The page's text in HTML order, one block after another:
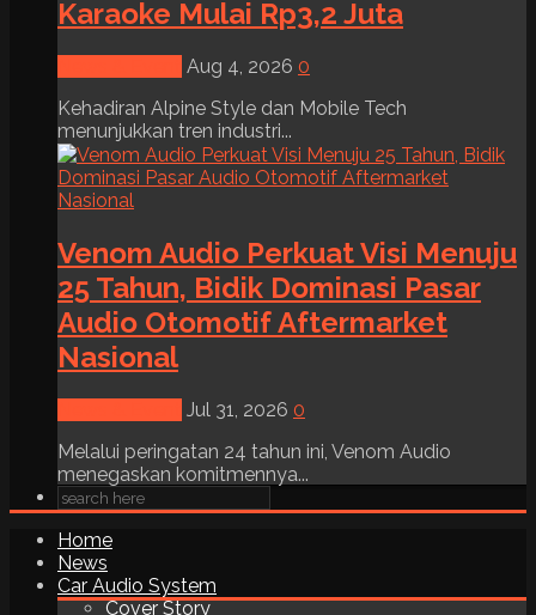
Karaoke Mulai Rp3,2 Juta
Aug 4, 2026 0
Kehadiran Alpine Style dan Mobile Tech
menunjukkan tren industri...
Venom Audio Perkuat Visi Menuju
25 Tahun, Bidik Dominasi Pasar
Audio Otomotif Aftermarket
Nasional
Jul 31, 2026 0
Melalui peringatan 24 tahun ini, Venom Audio
menegaskan komitmennya...
Home
News
Car Audio System
Cover Story